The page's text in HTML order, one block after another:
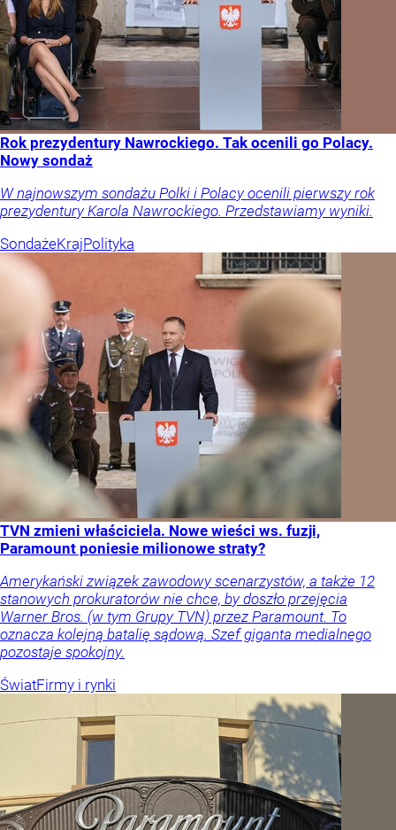
Rok prezydentury Nawrockiego. Tak ocenili go Polacy.
Nowy sondaż
W najnowszym sondażu Polki i Polacy ocenili pierwszy rok
prezydentury Karola Nawrockiego. Przedstawiamy wyniki.
SondażeKrajPolityka
TVN zmieni właściciela. Nowe wieści ws. fuzji,
Paramount poniesie milionowe straty?
Amerykański związek zawodowy scenarzystów, a także 12
stanowych prokuratorów nie chce, by doszło przejęcia
Warner Bros. (w tym Grupy TVN) przez Paramount. To
oznacza kolejną batalię sądową. Szef giganta medialnego
pozostaje spokojny.
ŚwiatFirmy i rynki